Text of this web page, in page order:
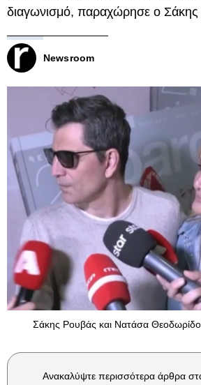
διαγωνισμό, παραχώρησε ο
Newsroom
Σάκης Ρουβάς και Νατάσα
Ανακαλύψτε περισσότερα άρθρα